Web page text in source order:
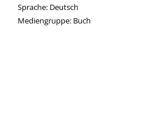
Suche nach dieser Beteiligten Person
Sprache: Deutsch
Mediengruppe: Buch